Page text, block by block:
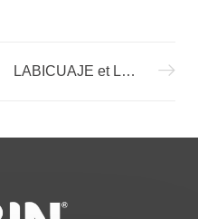
LABICUAJE et LABIQUANTIUM dans un amandier, Lleida